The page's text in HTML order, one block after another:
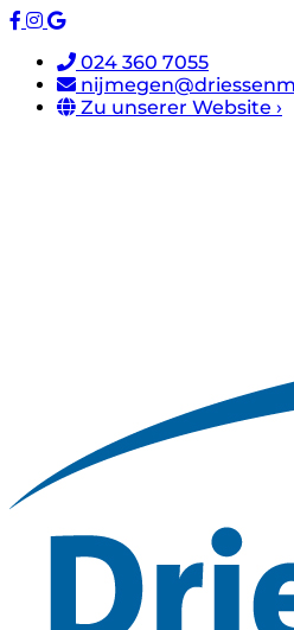
024 360 7055
Zu unserer Website ›